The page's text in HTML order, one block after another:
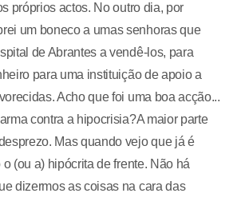
próprios actos. No outro dia, por
um boneco a umas senhoras que
de Abrantes a vendê-los, para
para uma instituição de apoio a
Acho que foi uma boa acção...
contra a hipocrisia?A maior parte
Mas quando vejo que já é
(ou a) hipócrita de frente. Não há
dizermos as coisas na cara das